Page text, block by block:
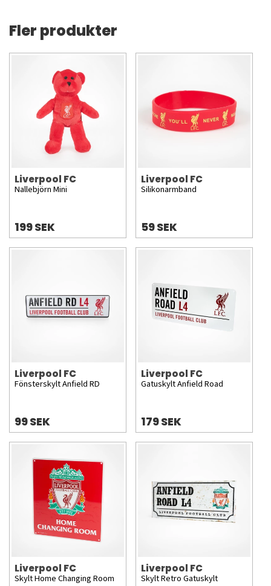
Fler produkter
Liverpool FC
Nallebjörn Mini
199 SEK
Liverpool FC
Silikonarmband
59 SEK
Liverpool FC
Fönsterskylt Anfield RD
99 SEK
Liverpool FC
Gatuskylt Anfield Road
179 SEK
Liverpool FC
Skylt Home Changing Room
Liverpool FC
Skylt Retro Gatuskylt